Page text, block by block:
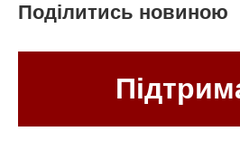
Поділитись новиною